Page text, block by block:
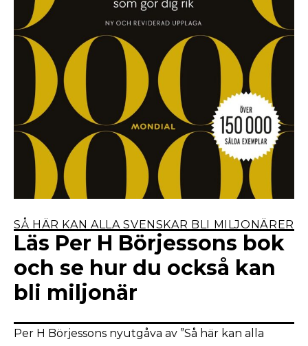
SÅ HÄR KAN ALLA SVENSKAR BLI MILJONÄRER
Läs Per H Börjessons bok
och se hur du också kan
bli miljonär
Per H Börjessons nyutgåva av ”Så här kan alla